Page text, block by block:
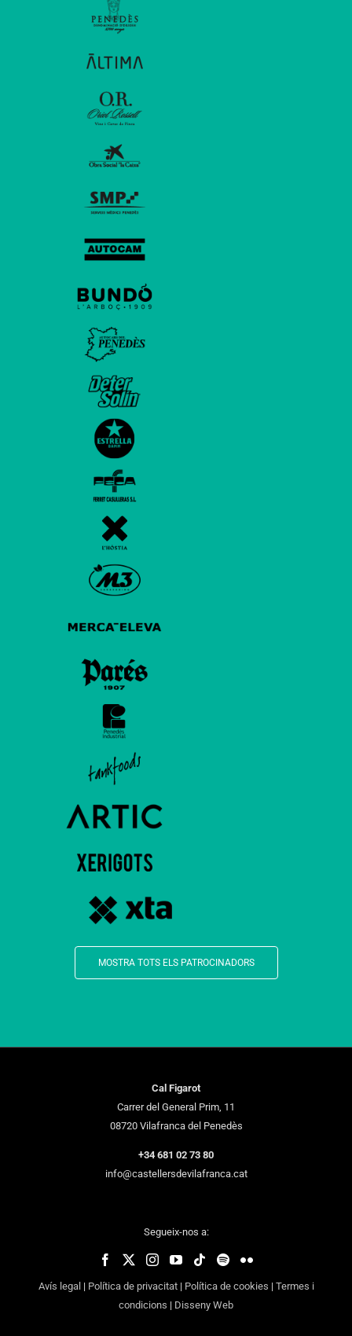
MOSTRA TOTS ELS PATROCINADORS
Cal Figarot
Carrer del General Prim, 11
08720 Vilafranca del Penedès
+34 681 02 73 80
info@castellersdevilafranca.cat
Segueix-nos a:
Avís legal | Política de privacitat| Política de cookies | Termes i
condicions | Disseny Web